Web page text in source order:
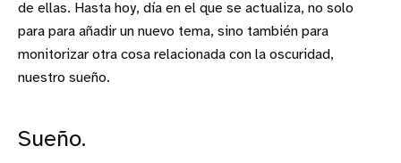
de ellas. Hasta hoy, día en el que se actualiza, no solo
para para añadir un nuevo tema, sino también para
monitorizar otra cosa relacionada con la oscuridad,
nuestro sueño.
Sueño.